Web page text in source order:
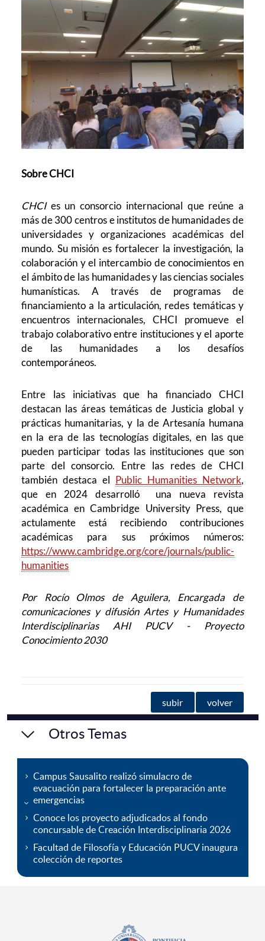
Sobre CHCI
CHCI es un consorcio internacional que reúne a
más de 300 centros e institutos de humanidades de
universidades y organizaciones académicas del
mundo. Su misión es fortalecer la investigación, la
colaboración y el intercambio de conocimientos en
el ámbito de las humanidades y las ciencias sociales
humanísticas. A través de programas de
financiamiento a la articulación, redes temáticas y
encuentros internacionales, CHCI promueve el
trabajo colaborativo entre instituciones y el aporte
de las humanidades a los desafíos
contemporáneos.
Entre las iniciativas que ha financiado CHCI
destacan las áreas temáticas de Justicia global y
prácticas humanitarias, y la de Artesanía humana
en la era de las tecnologías digitales, en las que
pueden participar todas las instituciones que son
parte del consorcio. Entre las redes de CHCI
también destaca el Public Humanities Network,
que en 2024 desarrolló una nueva revista
académica en Cambridge University Press, que
actulamente está recibiendo contribuciones
académicas para sus próximos números:
https://www.cambridge.org/core/journals/public-
humanities
Por Rocío Olmos de Aguilera, Encargada de
comunicaciones y difusión Artes y Humanidades
Interdisciplinarias AHI PUCV - Proyecto
Conocimiento 2030
subir volver
Otros Temas
Campus Sausalito realizó simulacro de
evacuación para fortalecer la preparación ante
emergencias
Conoce los proyecto adjudicados al fondo
concursable de Creación Interdisciplinaria 2026
Facultad de Filosofía y Educación PUCV inaugura
colección de reportes